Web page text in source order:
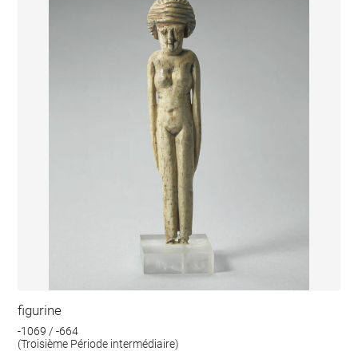
figurine
-1069 / -664
(Troisième Période intermédiaire)